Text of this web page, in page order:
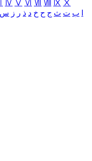
Ⅳ Ⅴ Ⅵ Ⅶ Ⅷ Ⅸ Ⅹ
ب ت ث ج ح خ د ذ ر ز س